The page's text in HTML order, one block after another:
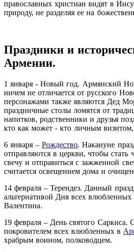
православных христиан видят в
природу, не разделяя ее на
Праздники и
Армении.
1 января - Новый год. Армянский
ничем не отличается от русского
персонажами также являются Дед
праздничные столы ломятся от
напитков, родственники и друзья
кто как может - кто личным визитом,
6 января –Рождество. Накануне
отправляются в церкви, чтобы стать
свечу и отправиться с зажженной
считается освещением дома и
14 февраля – Терендез. Данный
альтернативой Дня всех
Валентина.
19 февраля – День святого Саркиса.
покровителем всех влюбленных в
храбрым воином, полководцем.